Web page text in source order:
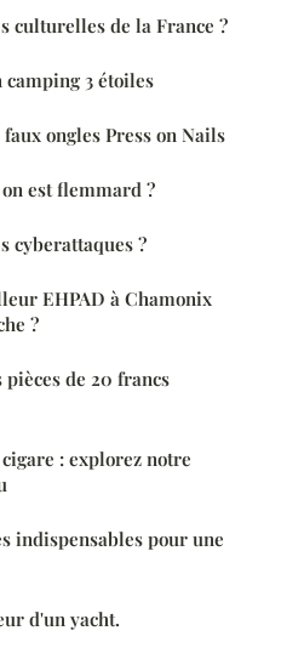
culturelles de la France ?
3 étoiles
ongles Press on Nails
est flemmard ?
cyberattaques ?
EHPAD à Chamonix
?
de 20 francs
: explorez notre
indispensables pour une
d'un yacht.